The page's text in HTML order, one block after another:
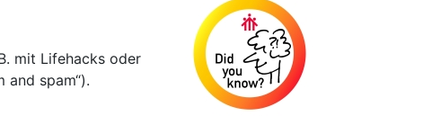
mit Lifehacks oder
spam“).